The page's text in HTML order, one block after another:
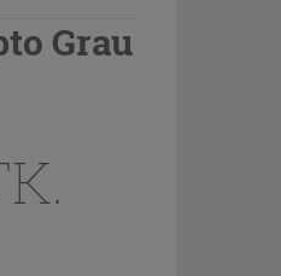
Grau